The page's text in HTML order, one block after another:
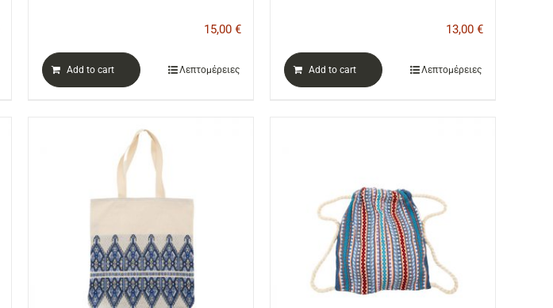
15,00 €
Add to cart Λεπτομέρειες
13,00 €
Add to cart Λεπτομέρειες